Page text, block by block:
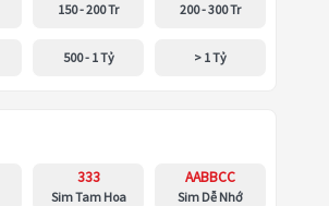
150 - 200 Tr 200 - 300 Tr
500 - 1 Tỷ > 1 Tỷ
333
Sim Tam Hoa
AABBCC
Sim Dễ Nhớ